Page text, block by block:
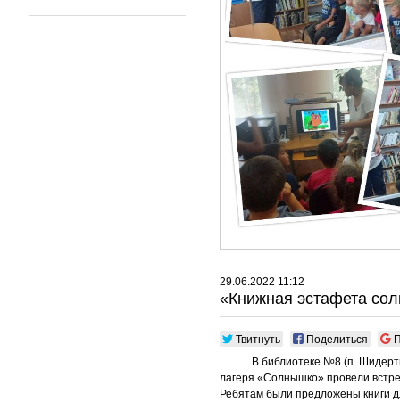
29.06.2022 11:12
«Книжная эстафета
Твитнуть Поделиться
В библиотеке №8 (п. Шидерты)
лагеря «Солнышко» провели
Ребятам были предложены книги